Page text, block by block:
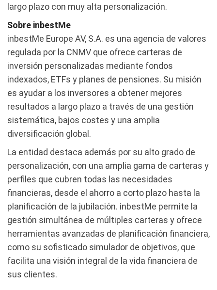
largo plazo con muy alta personalización.
Sobre inbestMe
inbestMe Europe AV, S.A. es una agencia de valores
regulada por la CNMV que ofrece carteras de
inversión personalizadas mediante fondos
indexados, ETFs y planes de pensiones. Su misión
es ayudar a los inversores a obtener mejores
resultados a largo plazo a través de una gestión
sistemática, bajos costes y una amplia
diversificación global.
La entidad destaca además por su alto grado de
personalización, con una amplia gama de carteras y
perfiles que cubren todas las necesidades
financieras, desde el ahorro a corto plazo hasta la
planificación de la jubilación. inbestMe permite la
gestión simultánea de múltiples carteras y ofrece
herramientas avanzadas de planificación financiera,
como su sofisticado simulador de objetivos, que
facilita una visión integral de la vida financiera de
sus clientes.